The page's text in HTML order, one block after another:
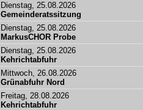
Dienstag, 25.08.2026
Gemeinderatssitzung
Dienstag, 25.08.2026
MarkusCHOR Probe
Dienstag, 25.08.2026
Kehrichtabfuhr
Mittwoch, 26.08.2026
Grünabfuhr Nord
Freitag, 28.08.2026
Kehrichtabfuhr